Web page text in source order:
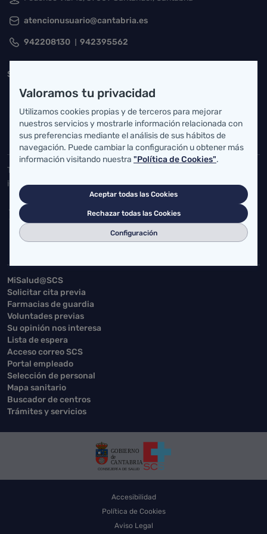
atencionusuario@cantabria.es
942208130 942395562
Servicio Cántabro de Salud
Cardenal Herrera Oria, S/N 39011 Santander, Cantabria
buzgen.dg@scsalud.es
942202770 942202772
Toda la actualidad de Salud Cantabria en las redes sociales.
¡Síguenos!
MiSalud@SCS
Solicitar cita previa
Farmacias de guardia
Voluntades previas
Su opinión nos interesa
Lista de espera
Acceso correo SCS
Portal empleado
Selección de personal
Mapa sanitario
Buscador de centros
Trámites y servicios
Accesibilidad
Política de Cookies
Aviso Legal
Valoramos tu privacidad
Utilizamos cookies propias y de terceros para mejorar
nuestros servicios y mostrarle información relacionada con
sus preferencias mediante el análisis de sus hábitos de
navegación. Puede cambiar la configuración u obtener más
información visitando nuestra "Política de Cookies".
Aceptar todas las Cookies
Rechazar todas las Cookies
Configuración